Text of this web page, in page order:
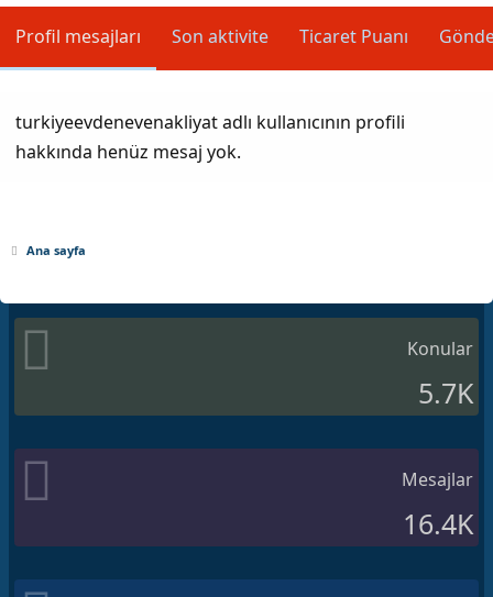
Profil mesajları Son aktivite Ticaret Puanı
turkiyeevdenevenakliyat adlı kullanıcının profili
hakkında henüz mesaj yok.
Ana sayfa
Konular
5.7K
Mesajlar
16.4K